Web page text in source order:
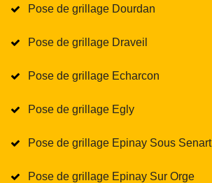
Pose de grillage Dourdan
Pose de grillage Draveil
Pose de grillage Echarcon
Pose de grillage Egly
Pose de grillage Epinay Sous Senart
Pose de grillage Epinay Sur Orge